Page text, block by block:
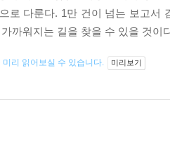
로 다룬다. 1만 건이 넘는 보고서
까워지는 길을 찾을 수 있을 것이
미리 읽어보실 수 있습니다. 미리보기